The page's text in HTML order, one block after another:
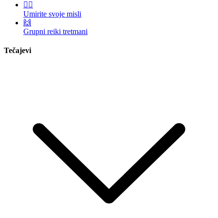
🧘‍♀️
Umirite svoje misli
🙌
Grupni reiki tretmani
Tečajevi